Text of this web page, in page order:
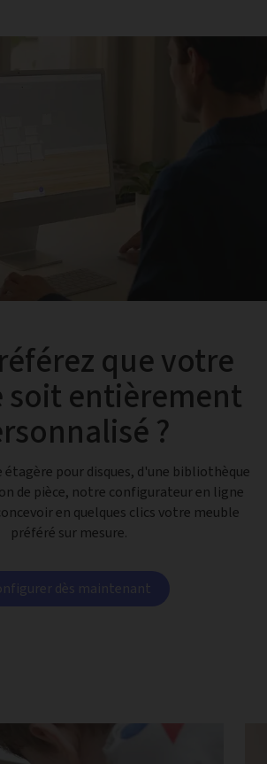
que votre
soit entièrement
?
étagère pour disques, d'une bibliothèque
de pièce, notre configurateur en ligne
en quelques clics votre meuble
préféré sur mesure.
dès maintenant